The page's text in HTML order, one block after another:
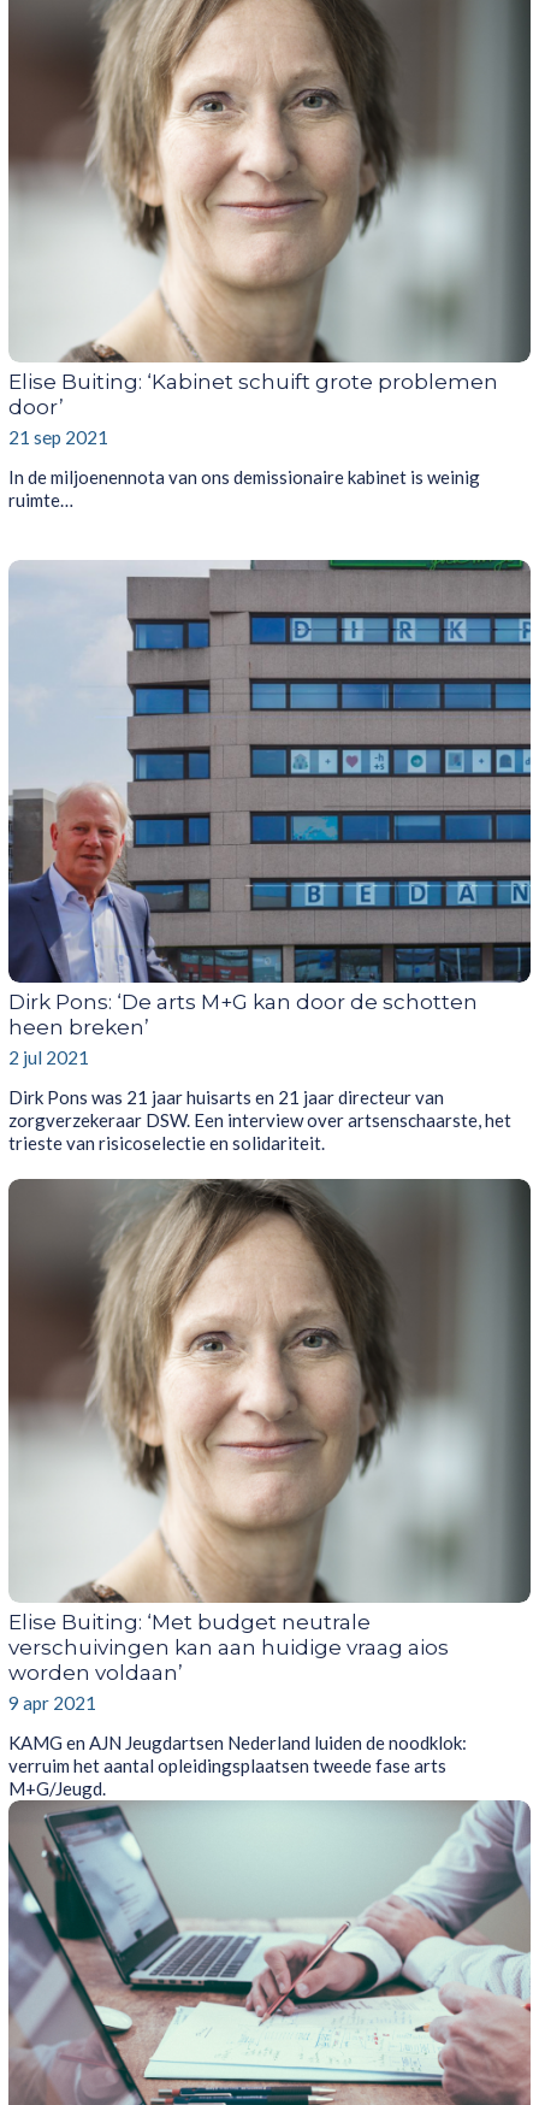
Elise Buiting: ‘Kabinet schuift grote problemen
door’
21 sep 2021
In de miljoenennota van ons demissionaire kabinet is weinig
ruimte…
Dirk Pons: ‘De arts M+G kan door de schotten
heen breken’
2 jul 2021
Dirk Pons was 21 jaar huisarts en 21 jaar directeur van
zorgverzekeraar DSW. Een interview over artsenschaarste, het
trieste van risicoselectie en solidariteit.
Elise Buiting: ‘Met budget neutrale
verschuivingen kan aan huidige vraag aios
worden voldaan’
9 apr 2021
KAMG en AJN Jeugdartsen Nederland luiden de noodklok:
verruim het aantal opleidingsplaatsen tweede fase arts
M+G/Jeugd.